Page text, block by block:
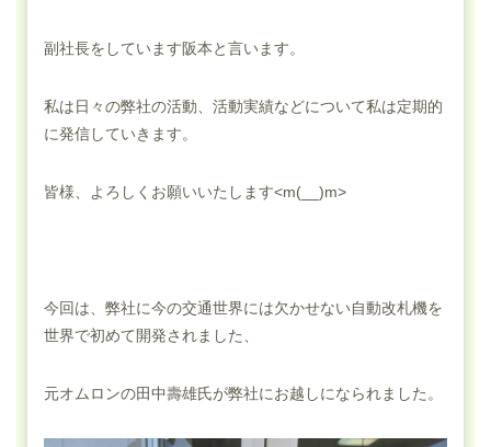
副社長をしています阪本と言います。
私は日々の弊社の活動、活動実績などについて私は定期的
に発信していきます。
皆様、よろしくお願いいたします<m(__)m>
今回は、弊社に今の交通世界には欠かせない自動改札機を
世界で初めて開発されました、
元オムロンの田中壽雄氏が弊社にお越しになられました。